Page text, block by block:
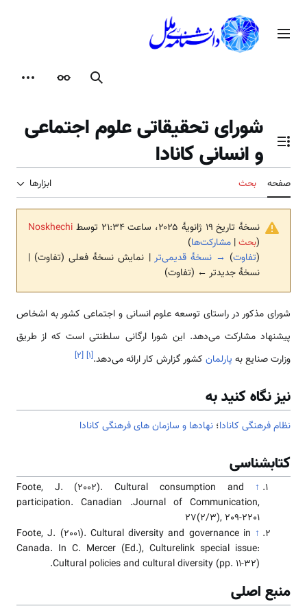
محتوامنوی اصلی
جستجوظاهر
تغییر وضعیت فهرست محتویات
شورای تحقيقاتی علوم اجتماعی
و انسانی کانادا
صفحه بحث ابزارها
نسخهٔ تاریخ ‏۱۹ ژانویهٔ ۲۰۲۵، ساعت ۲۱:۳۴ توسط
Noskhechi
(بحث| مشارکت‌ها)
(تفاوت) → نسخهٔ قدیمی‌تر | نمایش نسخهٔ فعلی (تفاوت) |
نسخهٔ جدیدتر ← (تفاوت)
شورای مذکور در راستای توسعه علوم انسانی و اجتماعی کشور به اشخاص
پیشنهاد مشارکت می‌دهد. این شورا ارگانی سلطنتی است که از طریق
وزارت صنایع به پارلمان کشور گزارش کار ارائه می‌دهد.[۱]
[۲]
نیز نگاه کنید به
نظام فرهنگی کانادا؛ نهادها و سازمان های فرهنگی کانادا
کتابشناسی
↑
Foote, J. (2002). Cultural consumption and
participation. Canadian .Journal of Communication,
27(2/3), 209-2201
↑
Foote, J. (2001). Cultural diversity and governance in
Canada. In C. Mercer (Ed.), Culturelink special issue:
Cultural policies and cultural diversity (pp. 11-32).
منبع اصلی